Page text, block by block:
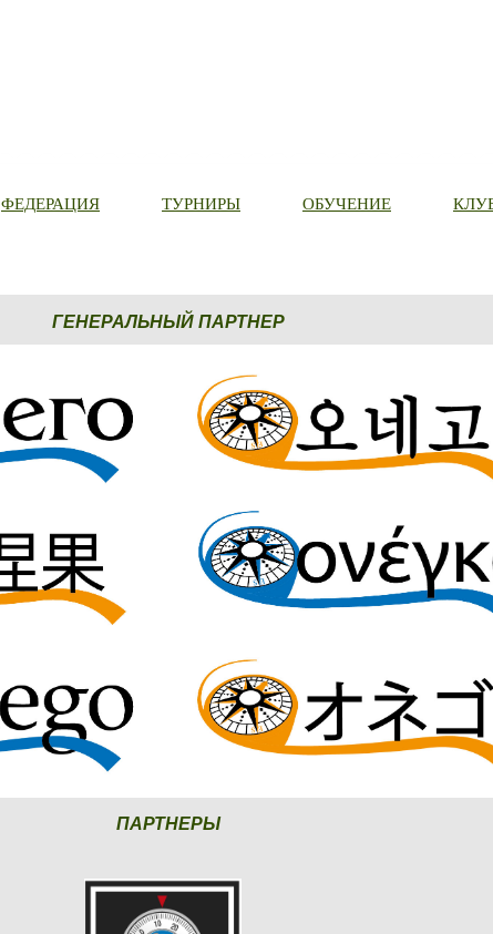
ФЕДЕРАЦИЯ ТУРНИРЫ ОБУЧЕНИЕ
ГЕНЕРАЛЬНЫЙ ПАРТНЕР
ПАРТНЕРЫ